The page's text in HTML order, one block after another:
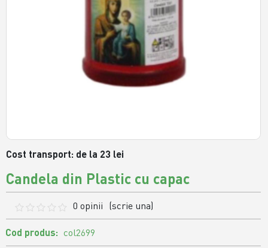
Cost transport: de la 23 lei
Candela din Plastic cu capac
0 opinii (scrie una)
Cod produs: col2699